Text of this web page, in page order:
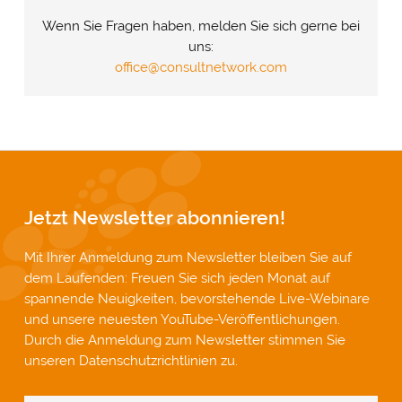
Wenn Sie Fragen haben, melden Sie sich gerne bei
uns:
office@consultnetwork.com
Jetzt Newsletter abonnieren!
Mit Ihrer Anmeldung zum Newsletter bleiben Sie auf
dem Laufenden: Freuen Sie sich jeden Monat auf
spannende Neuigkeiten, bevorstehende Live-Webinare
und unsere neuesten YouTube-Veröffentlichungen.
Durch die Anmeldung zum Newsletter stimmen Sie
unseren Datenschutzrichtlinien zu.